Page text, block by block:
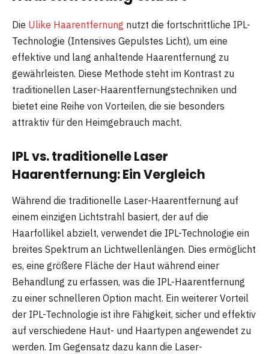
Die Ulike Haarentfernung nutzt die fortschrittliche IPL-
Technologie (Intensives Gepulstes Licht), um eine
effektive und lang anhaltende Haarentfernung zu
gewährleisten. Diese Methode steht im Kontrast zu
traditionellen Laser-Haarentfernungstechniken und
bietet eine Reihe von Vorteilen, die sie besonders
attraktiv für den Heimgebrauch macht.
IPL vs. traditionelle Laser
Haarentfernung: Ein Vergleich
Während die traditionelle Laser-Haarentfernung auf
einem einzigen Lichtstrahl basiert, der auf die
Haarfollikel abzielt, verwendet die IPL-Technologie ein
breites Spektrum an Lichtwellenlängen. Dies ermöglicht
es, eine größere Fläche der Haut während einer
Behandlung zu erfassen, was die IPL-Haarentfernung
zu einer schnelleren Option macht. Ein weiterer Vorteil
der IPL-Technologie ist ihre Fähigkeit, sicher und effektiv
auf verschiedene Haut- und Haartypen angewendet zu
werden. Im Gegensatz dazu kann die Laser-